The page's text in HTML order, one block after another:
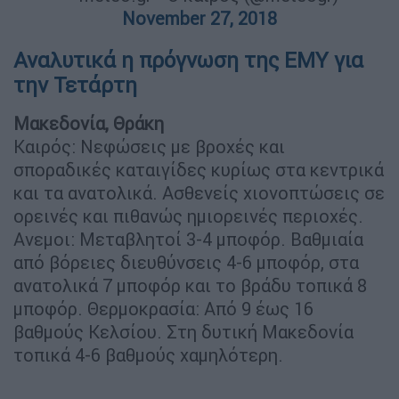
November 27, 2018
Αναλυτικά η πρόγνωση της ΕΜΥ για
την Τετάρτη
Μακεδονία, Θράκη
Καιρός: Νεφώσεις με βροχές και
σποραδικές καταιγίδες κυρίως στα κεντρικά
και τα ανατολικά. Ασθενείς χιονοπτώσεις σε
ορεινές και πιθανώς ημιορεινές περιοχές.
Ανεμοι: Μεταβλητοί 3-4 μποφόρ. Βαθμιαία
από βόρειες διευθύνσεις 4-6 μποφόρ, στα
ανατολικά 7 μποφόρ και το βράδυ τοπικά 8
μποφόρ. Θερμοκρασία: Από 9 έως 16
βαθμούς Κελσίου. Στη δυτική Μακεδονία
τοπικά 4-6 βαθμούς χαμηλότερη.